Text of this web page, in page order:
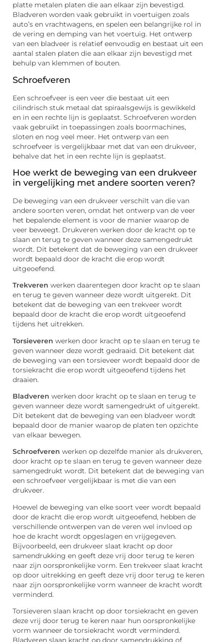
platte metalen platen die aan elkaar zijn bevestigd.
Bladveren worden vaak gebruikt in voertuigen zoals
auto’s en vrachtwagens, en spelen een belangrijke rol in
de vering en demping van het voertuig. Het ontwerp
van een bladveer is relatief eenvoudig en bestaat uit een
aantal stalen platen die aan elkaar zijn bevestigd met
behulp van klemmen of bouten.
Schroefveren
Een schroefveer is een veer die bestaat uit een
cilindrisch stuk metaal dat spiraalsgewijs is gewikkeld
en in een rechte lijn is geplaatst. Schroefveren worden
vaak gebruikt in toepassingen zoals boormachines,
sloten en nog veel meer. Het ontwerp van een
schroefveer is vergelijkbaar met dat van een drukveer,
behalve dat het in een rechte lijn is geplaatst.
Hoe werkt de beweging van een drukveer
in vergelijking met andere soorten veren?
De beweging van een drukveer verschilt van die van
andere soorten veren, omdat het ontwerp van de veer
het bepalende element is voor de manier waarop de
veer beweegt. Drukveren werken door de kracht op te
slaan en terug te geven wanneer deze samengedrukt
wordt. Dit betekent dat de beweging van een drukveer
wordt bepaald door de kracht die erop wordt
uitgeoefend.
Trekveren werken daarentegen door kracht op te slaan
en terug te geven wanneer deze wordt uitgerekt. Dit
betekent dat de beweging van een trekveer wordt
bepaald door de kracht die erop wordt uitgeoefend
tijdens het uitrekken.
Torsieveren werken door kracht op te slaan en terug te
geven wanneer deze wordt gedraaid. Dit betekent dat
de beweging van een torsieveer wordt bepaald door de
torsiekracht die erop wordt uitgeoefend tijdens het
draaien.
Bladveren werken door kracht op te slaan en terug te
geven wanneer deze wordt samengedrukt of uitgerekt.
Dit betekent dat de beweging van een bladveer wordt
bepaald door de manier waarop de platen ten opzichte
van elkaar bewegen.
Schroefveren werken op dezelfde manier als drukveren,
door kracht op te slaan en terug te geven wanneer deze
samengedrukt wordt. Dit betekent dat de beweging van
een schroefveer vergelijkbaar is met die van een
drukveer.
Hoewel de beweging van elke soort veer wordt bepaald
door de kracht die erop wordt uitgeoefend, hebben de
verschillende ontwerpen van de veren wel invloed op
hoe de kracht wordt opgeslagen en vrijgegeven.
Bijvoorbeeld, een drukveer slaat kracht op door
samendrukking en geeft deze vrij door terug te keren
naar zijn oorspronkelijke vorm. Een trekveer slaat kracht
op door uitrekking en geeft deze vrij door terug te keren
naar zijn oorspronkelijke vorm wanneer de kracht wordt
verminderd.
Torsieveren slaan kracht op door torsiekracht en geven
deze vrij door terug te keren naar hun oorspronkelijke
vorm wanneer de torsiekracht wordt verminderd.
Bladveren slaan kracht op door samendrukking of